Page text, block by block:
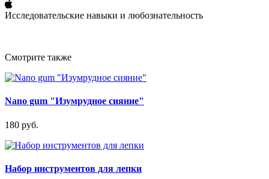
Исследовательские навыки и любознательность
Смотрите также
Nano gum "Изумрудное сияние"
180 руб.
Набор инструментов для лепки